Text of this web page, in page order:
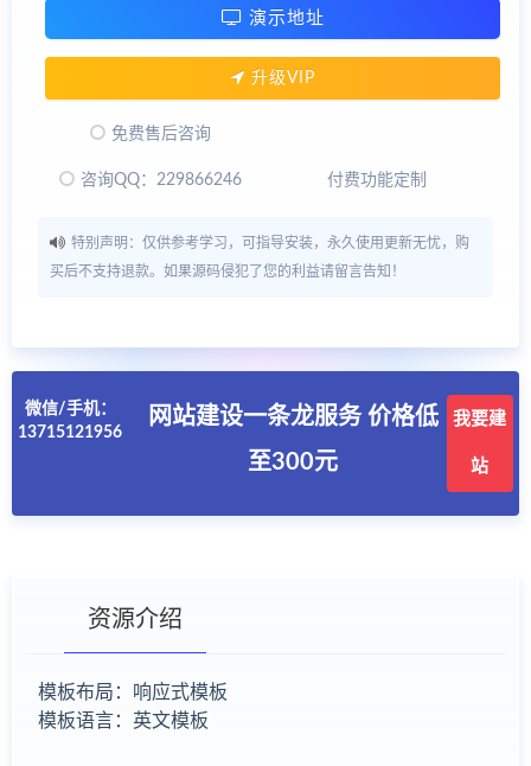
演示地址
升级VIP
免费售后咨询
咨询QQ：229866246 付费功能定制
特别声明：仅供参考学习，可指导安装，永久使用更新无忧，购
买后不支持退款。如果源码侵犯了您的利益请留言告知！
微信/手机：
13715121956
网站建设一条龙服务 价格低
至300元
我要建
站
资源介绍
有疑问？请点击复制链接咨询！
模板布局：响应式模板
模板语言：英文模板